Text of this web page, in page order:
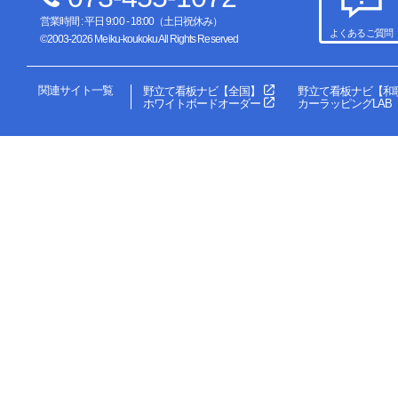
営業時間 : 平日 9:00 - 18:00（土日祝休み）
©2003-2026 Meiku-koukoku All Rights Reserved
よくあるご質問
関連サイト一覧 野立て看板ナビ【全国】
野立て看板ナビ【和
ホワイトボードオーダー
カーラッピングLAB